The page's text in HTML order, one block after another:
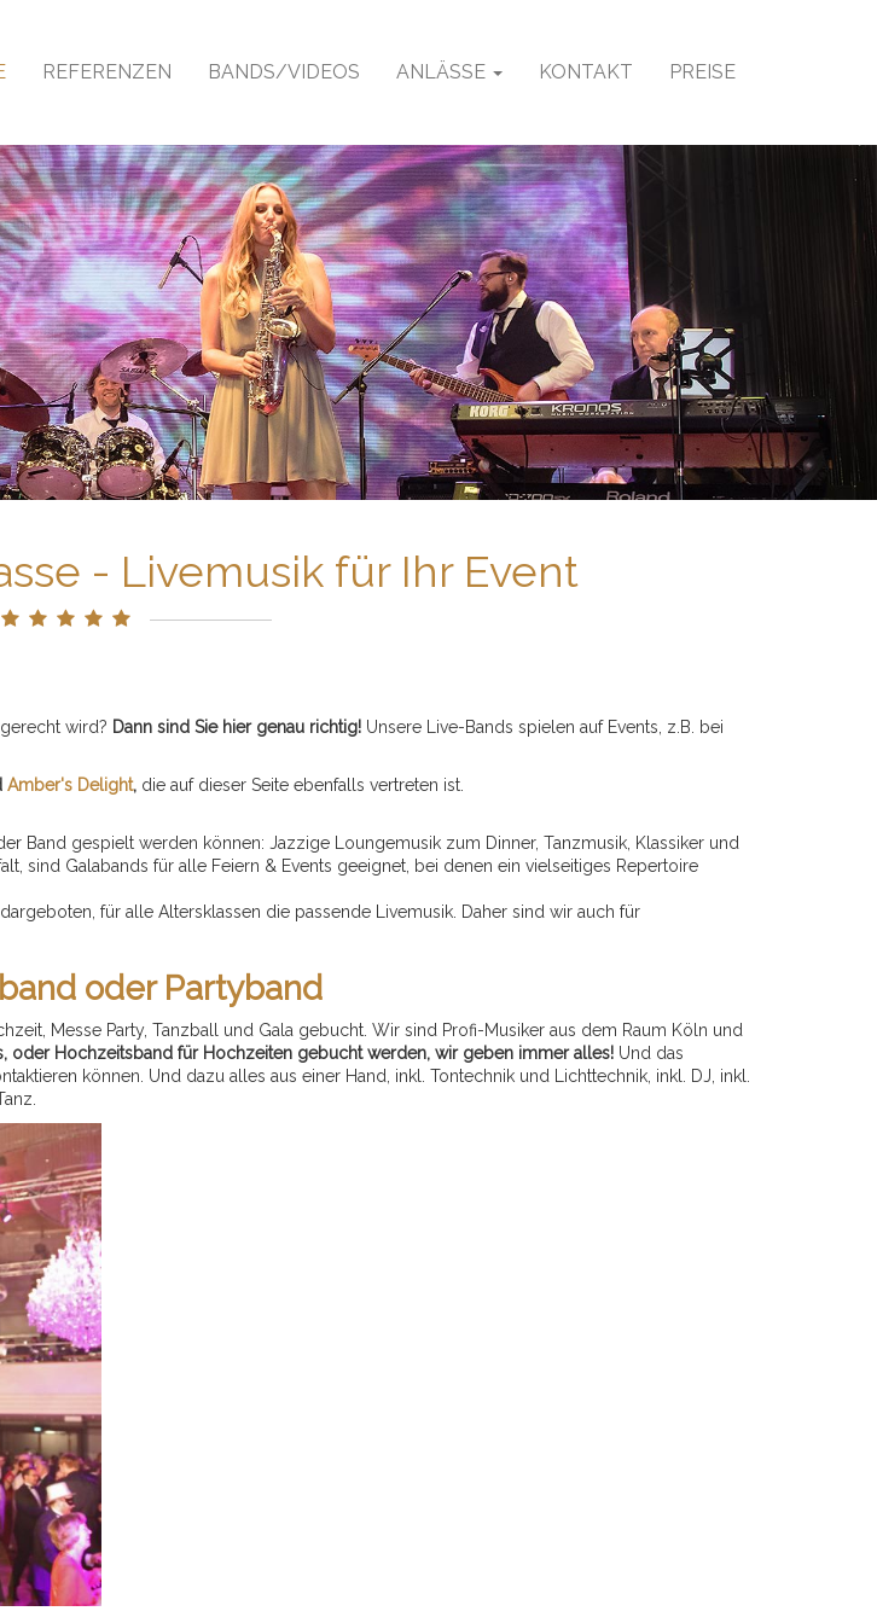
REFERENZEN BANDS/VIDEOS ANLÄSSE KONTAKT PREISE
- Livemusik für Ihr Event
wird? Dann sind Sie hier genau richtig! Unsere Live-Bands spielen auf Events, z.B. bei
Amber's Delight, die auf dieser Seite ebenfalls vertreten ist.
Band gespielt werden können: Jazzige Loungemusik zum Dinner, Tanzmusik, Klassiker und
sind Galabands für alle Feiern & Events geeignet, bei denen ein vielseitiges Repertoire
für alle Altersklassen die passende Livemusik. Daher sind wir auch für
oder Partyband
Messe Party, Tanzball und Gala gebucht. Wir sind Profi-Musiker aus dem Raum Köln und
oder Hochzeitsband für Hochzeiten gebucht werden, wir geben immer alles! Und das
können. Und dazu alles aus einer Hand, inkl. Tontechnik und Lichttechnik, inkl. DJ, inkl.